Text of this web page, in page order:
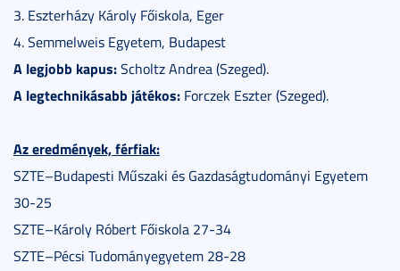
3. Eszterházy Károly Főiskola, Eger
4. Semmelweis Egyetem, Budapest
A legjobb kapus:Scholtz Andrea (Szeged).
A legtechnikásabb játékos: Forczek Eszter (Szeged).
Az eredmények, férfiak:
SZTE–Budapesti Műszaki és Gazdaságtudományi Egyetem
30-25
SZTE–Károly Róbert Főiskola 27-34
SZTE–Pécsi Tudományegyetem 28-28